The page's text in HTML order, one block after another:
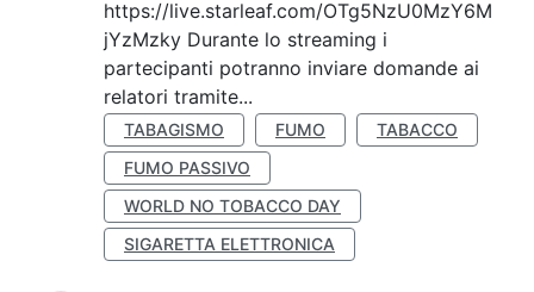
https://live.starleaf.com/OTg5NzU0MzY6M
jYzMzky Durante lo streaming i
partecipanti potranno inviare domande ai
relatori tramite...
TABAGISMO FUMO
TABACCO
FUMO PASSIVO
WORLD NO TOBACCO DAY
SIGARETTA ELETTRONICA